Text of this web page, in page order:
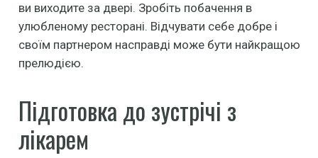
ви виходите за двері. Зробіть побачення в
улюбленому ресторані. Відчувати себе добре і
своїм партнером насправді може бути найкращою
прелюдією.
Підготовка до зустрічі з
лікарем